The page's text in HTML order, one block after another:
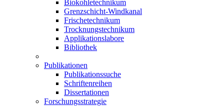
Biokohletechnikum
Grenzschicht-Windkanal
Frischetechnikum
Trocknungstechnikum
Applikationslabore
Bibliothek
Publikationen
Publikationssuche
Schriftenreihen
Dissertationen
Forschungsstrategie